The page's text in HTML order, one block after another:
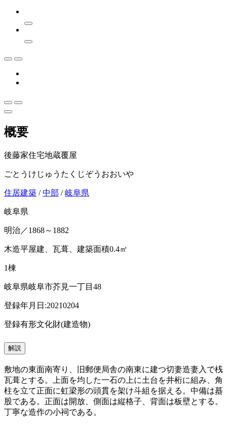
概要
後藤家住宅地蔵覆屋
ごとうけじゅうたくじぞうおおいや
住居建築 /中部 /岐阜県
岐阜県
明治／1868～1882
木造平屋建、瓦葺、建築面積0.4㎡
1棟
岐阜県岐阜市芥見一丁目48
登録年月日:20210204
登録有形文化財(建造物)
解説
敷地の東面南寄り、旧郵便局舎の南東に建つ切妻造妻入で桟
瓦葺とする。上面を均した一石の上に土台を井桁に組み、角
柱を立て正面に虹梁形の頭貫を架け斗組を据える。中備は蟇
股である。正面は開放、側面は縦格子、背面は板壁とする。
丁寧な造作の小祠である。